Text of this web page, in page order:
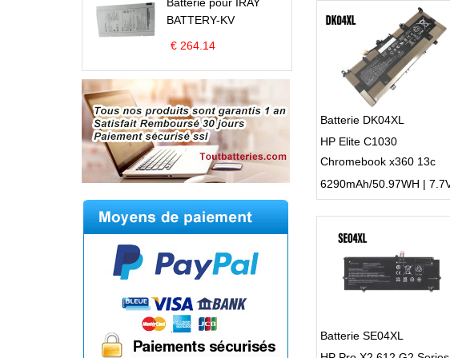
BATTERY-KV
€ 264.14
Batterie DK04XL
HP Elite C1030
Chromebook x360 13c
HSTNN-DB9W
Batterie SE04XL